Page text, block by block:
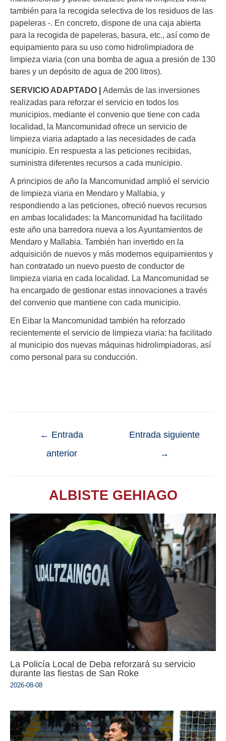
también para la recogida selectiva de los residuos de las
papeleras -. En concreto, dispone de una caja abierta
para la recogida de papeleras, basura, etc., así como de
equipamiento para su uso como hidrolimpiadora de
limpieza viaria (con una bomba de agua a presión de 130
bares y un depósito de agua de 200 litros).
SERVICIO ADAPTADO | Además de las inversiones
realizadas para reforzar el servicio en todos los
municipios, mediante el convenio que tiene con cada
localidad, la Mancomunidad ofrece un servicio de
limpieza viaria adaptado a las necesidades de cada
municipio. En respuesta a las peticiones recibidas,
suministra diferentes recursos a cada municipio.
A principios de año la Mancomunidad amplió el servicio
de limpieza viaria en Mendaro y Mallabia, y
respondiendo a las peticiones, ofreció nuevos recursos
en ambas localidades: la Mancomunidad ha facilitado
este año una barredora nueva a los Ayuntamientos de
Mendaro y Mallabia. También han invertido en la
adquisición de nuevos y más modernos equipamientos y
han contratado un nuevo puesto de conductor de
limpieza viaria en cada localidad. La Mancomunidad se
ha encargado de gestionar estas innovaciones a través
del convenio que mantiene con cada municipio.
En Eibar la Mancomunidad también ha reforzado
recientemente el servicio de limpieza viaria: ha facilitado
al municipio dos nuevas máquinas hidrolimpiadoras, así
como personal para su conducción.
← Entrada
anterior
Entrada siguiente
→
ALBISTE GEHIAGO
La Policía Local de Deba reforzará su servicio
durante las fiestas de San Roke
2026-08-08